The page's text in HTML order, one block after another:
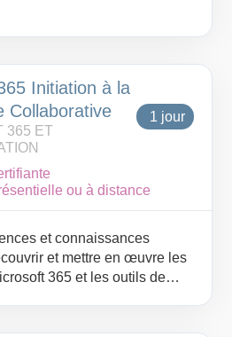
Initiation à la
Collaborative
365 ET
1 jour
ou à distance
et connaissances
et mettre en œuvre les
365 et les outils de